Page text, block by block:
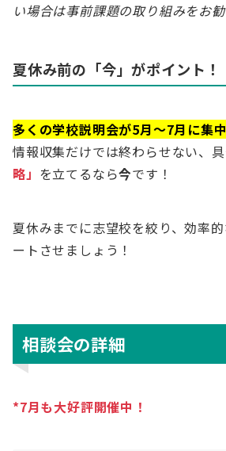
い場合は事前課題の取り組みをお勧
夏休み前の「今」がポイント！
多くの学校説明会が5月〜7月に集
情報収集だけでは終わらせない、
略」 を立てるなら今です！
夏休みまでに志望校を絞り、効率
ートさせましょう！
相談会の詳細
*7月も大好評開催中！